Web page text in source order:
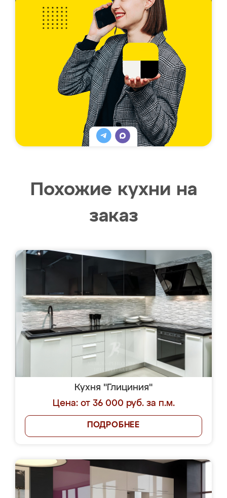
Похожие кухни на
заказ
Кухня "Глициния"
Цена: от 36 000 руб. за п.м.
ПОДРОБНЕЕ